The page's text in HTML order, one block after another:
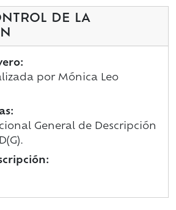
DE LA
por Mónica Leo
General de Descripción